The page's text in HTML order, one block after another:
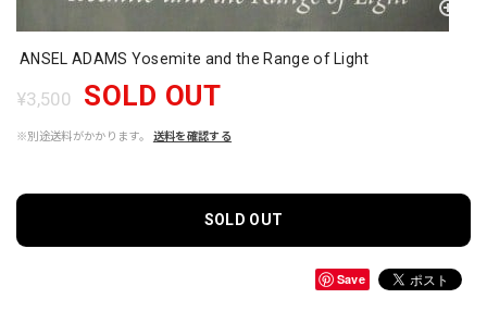
ANSEL ADAMS Yosemite and the Range of Light
¥3,500 SOLD OUT
※別途送料がかかります。 送料を確認する
SOLD OUT
Save